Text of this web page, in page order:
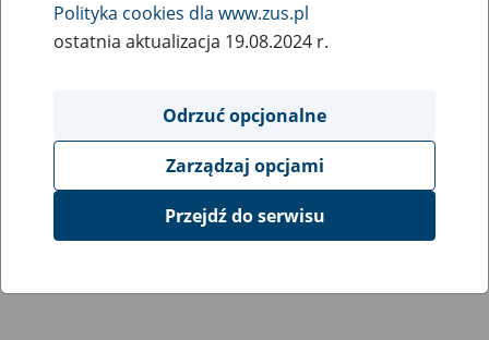
Polityka cookies dla www.zus.pl
ostatnia aktualizacja 19.08.2024 r.
Odrzuć opcjonalne
Zarządzaj opcjami
Przejdź do serwisu